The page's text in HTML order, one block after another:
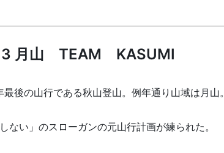
月山 TEAM KASUMI
後の山行である秋山登山。例年通り山域は月山。
ない」のスローガンの元山行計画が練られた。